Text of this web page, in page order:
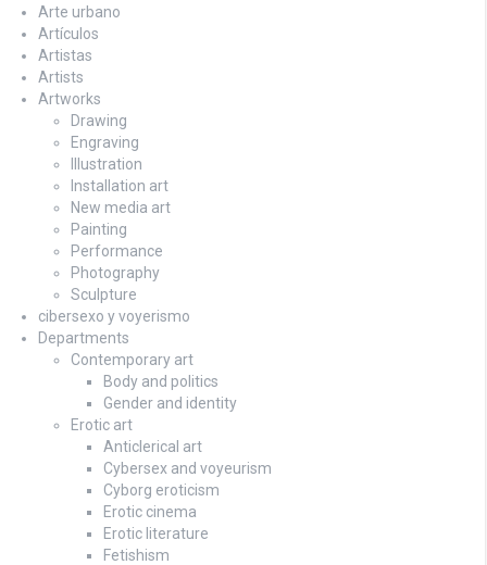
Arte urbano
Artículos
Artistas
Artists
Artworks
Drawing
Engraving
Illustration
Installation art
New media art
Painting
Performance
Photography
Sculpture
cibersexo y voyerismo
Departments
Contemporary art
Body and politics
Gender and identity
Erotic art
Anticlerical art
Cybersex and voyeurism
Cyborg eroticism
Erotic cinema
Erotic literature
Fetishism